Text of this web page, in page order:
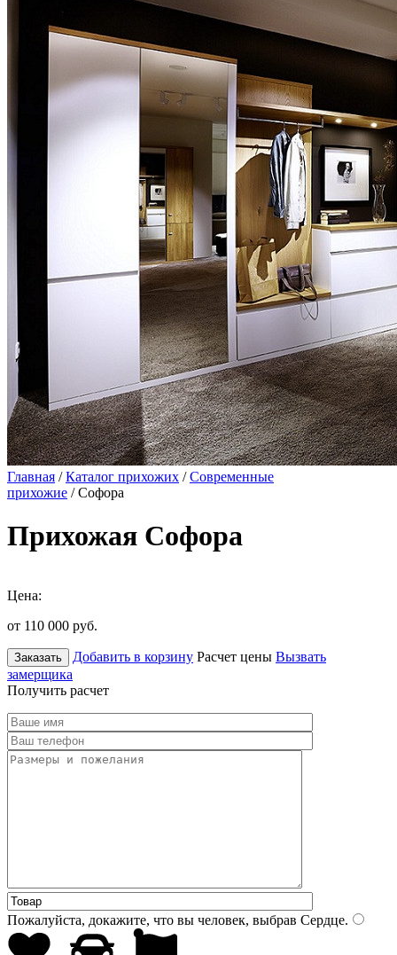
Главная /Каталог прихожих /Современные
прихожие / Софора
Прихожая Софора
Цена:
от 110 000 руб.
Заказать Добавить в корзину Расчет цены Вызвать
замерщика
Получить расчет
Пожалуйста, докажите, что вы человек, выбрав Сердце.